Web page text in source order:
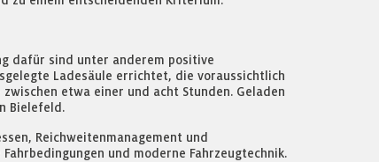
dafür sind unter anderem positive
Ladesäule errichtet, die voraussichtlich
etwa einer und acht Stunden. Geladen
Bielefeld.
Reichweitenmanagement und
und moderne Fahrzeugtechnik.